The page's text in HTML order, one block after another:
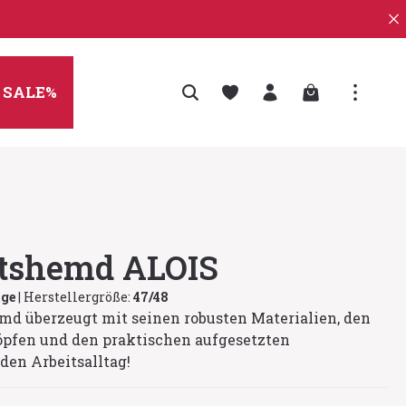
SALE% Warenkorb
ALOIS
| Herstellergröße: 47/48
überzeugt mit seinen robusten Materialien, den
und den praktischen aufgesetzten
Arbeitsalltag!